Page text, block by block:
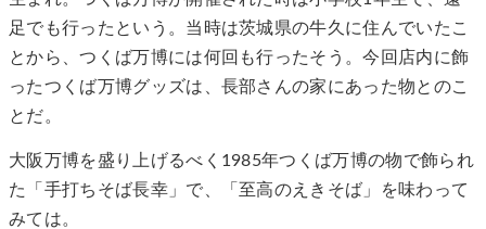
足でも行ったという。当時は茨城県の牛久に住んでいたこ
とから、つくば万博には何回も行ったそう。今回店内に飾
ったつくば万博グッズは、長部さんの家にあった物とのこ
とだ。
大阪万博を盛り上げるべく1985年つくば万博の物で飾られ
た「手打ちそば長幸」で、「至高のえきそば」を味わって
みては。